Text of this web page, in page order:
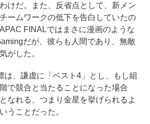
けだ。また、反省点として、新メン
ームワークの低下を告白していたの
FINALではまさに漫画のような
だが、彼らも人間であり、無敵
がした。
、謙虚に「ベスト4」とし、もし組
で競合と当たることになった場合
なれる、つまり金星を挙げられるよ
うことだった。